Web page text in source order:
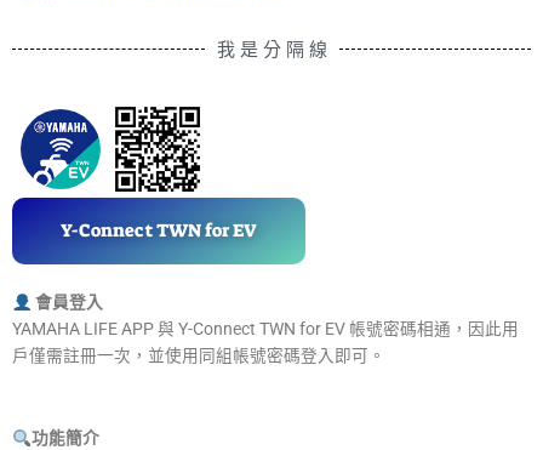
我 是 分 隔 線
Y-Connect TWN for EV
會員登入
YAMAHA LIFE APP 與 Y-Connect TWN for EV 帳號密碼相通，因此用
戶僅需註冊一次，並使用同組帳號密碼登入即可。
功能簡介